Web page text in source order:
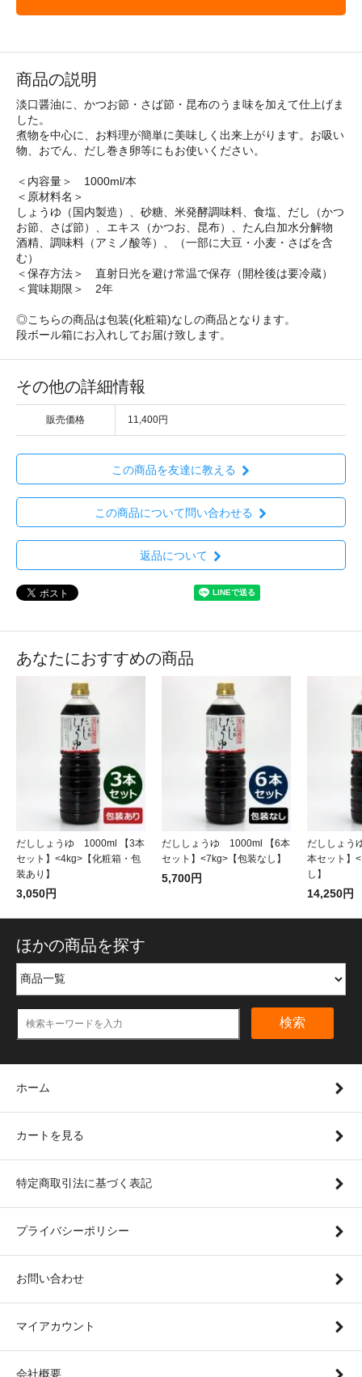
商品の説明
淡口醤油に、かつお節・さば節・昆布のうま味を加えて仕上げま
した。
煮物を中心に、お料理が簡単に美味しく出来上がります。お吸い
物、おでん、だし巻き卵等にもお使いください。
＜内容量＞ 1000ml/本
＜原材料名＞
しょうゆ（国内製造）、砂糖、米発酵調味料、食塩、だし（かつ
お節、さば節）、エキス（かつお、昆布）、たん白加水分解物
酒精、調味料（アミノ酸等）、（一部に大豆・小麦・さばを含
む）
＜保存方法＞ 直射日光を避け常温で保存（開栓後は要冷蔵）
＜賞味期限＞ 2年
◎こちらの商品は包装(化粧箱)なしの商品となります。
段ボール箱にお入れしてお届け致します。
その他の詳細情報
販売価格 11,400円
この商品を友達に教える
この商品について問い合わせる
返品について
あなたにおすすめの商品
だししょうゆ 1000ml 【3本
セット】<4kg>【化粧箱・包
装あり】
3,050円
だししょうゆ 1000ml 【6本
セット】<7kg>【包装なし】
5,700円
だししょう
本セット】
し】
14,250円
ほかの商品を探す
検索
ホーム
カートを見る
特定商取引法に基づく表記
プライバシーポリシー
お問い合わせ
マイアカウント
会社概要